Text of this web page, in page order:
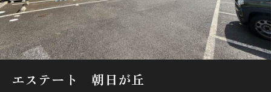
市区郡・路線・駅から探す
通勤・通学時間から探す
地図から探す
人気のカテゴリから探す
エステート 朝日が丘